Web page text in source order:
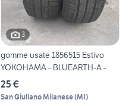
3
gomme usate 1856515 Estivo
YOKOHAMA - BLUEARTH-A -
25 €
San Giuliano Milanese(MI)